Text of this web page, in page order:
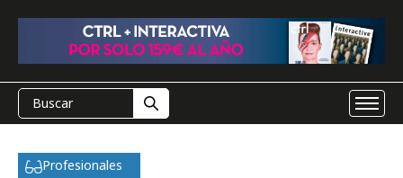
Profesionales